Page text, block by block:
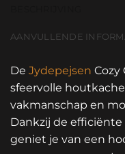
AANVULLENDE
De Jydepejsen Cozy
sfeervolle
vakmanschap en
Dankzij de
geniet je van een